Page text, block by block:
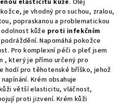
elasticitu kůže. Olej
je vhodný pro suchou, zralou,
popraskanou a problematickou
kůže proti infekčním
Napomáhá pokožce
Pro komplexní péči o pleť jsem
, který je přímo určený pro
hodí pro těhotenské bříško, jehož
Krém obsahuje
větší elasticitu, vláčnost,
proti jizvení. Krém kůži